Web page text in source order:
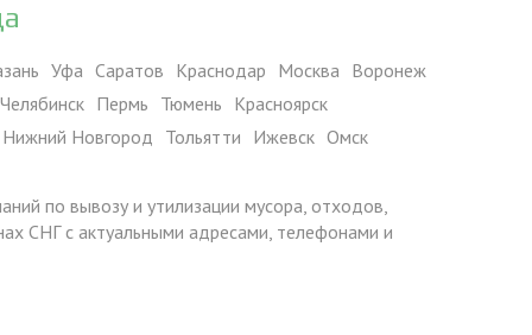
Уфа Саратов Краснодар Москва Воронеж
Челябинск Пермь Тюмень Красноярск
Нижний Новгород Тольятти Ижевск Омск
по вывозу и утилизации мусора, отходов,
СНГ с актуальными адресами, телефонами и